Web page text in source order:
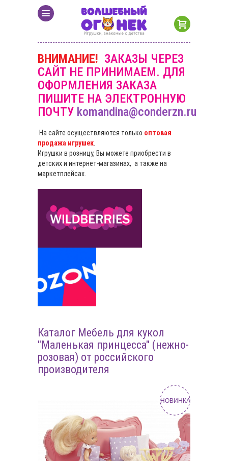
ВНИМАНИЕ! ЗАКАЗЫ ЧЕРЕЗ
САЙТ НЕ ПРИНИМАЕМ. ДЛЯ
ОФОРМЛЕНИЯ ЗАКАЗА
ПИШИТЕ НА ЭЛЕКТРОННУЮ
ПОЧТУ komandina@conderzn.ru
На сайте осуществляются только оптовая
продажа игрушек
Игрушки в розницу, Вы можете приобрести в
детских и интернет-магазинах, а также на
маркетплейсах.
Каталог Мебель для кукол
"Маленькая принцесса" (нежно-
розовая) от российского
производителя
НОВИНКА